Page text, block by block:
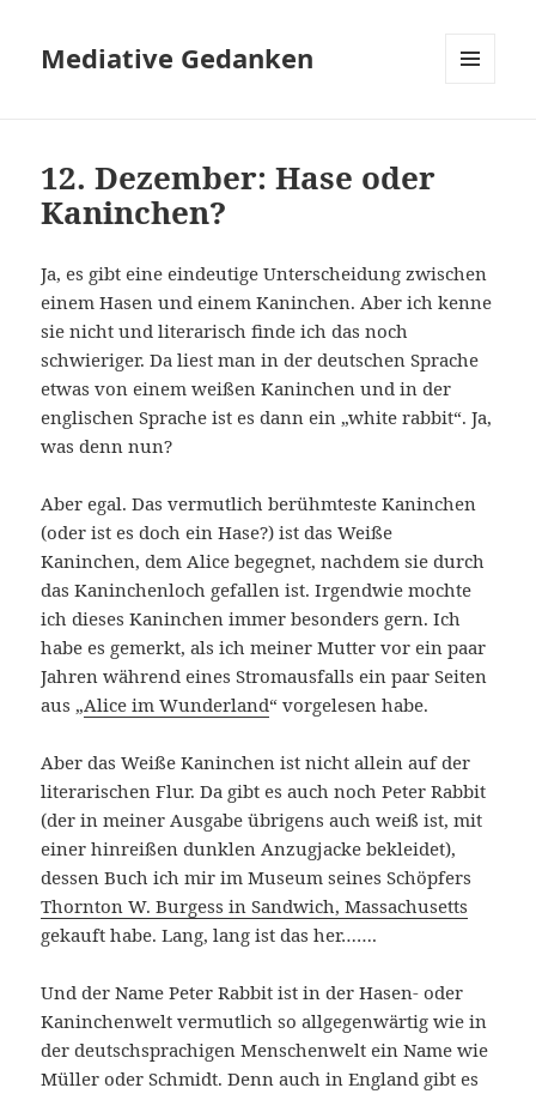
Mediative Gedanken
12. Dezember: Hase oder
Kaninchen?
Ja, es gibt eine eindeutige Unterscheidung zwischen
einem Hasen und einem Kaninchen. Aber ich kenne
sie nicht und literarisch finde ich das noch
schwieriger. Da liest man in der deutschen Sprache
etwas von einem weißen Kaninchen und in der
englischen Sprache ist es dann ein „white rabbit“. Ja,
was denn nun?
Aber egal. Das vermutlich berühmteste Kaninchen
(oder ist es doch ein Hase?) ist das Weiße
Kaninchen, dem Alice begegnet, nachdem sie durch
das Kaninchenloch gefallen ist. Irgendwie mochte
ich dieses Kaninchen immer besonders gern. Ich
habe es gemerkt, als ich meiner Mutter vor ein paar
Jahren während eines Stromausfalls ein paar Seiten
aus „Alice im Wunderland“ vorgelesen habe.
Aber das Weiße Kaninchen ist nicht allein auf der
literarischen Flur. Da gibt es auch noch Peter Rabbit
(der in meiner Ausgabe übrigens auch weiß ist, mit
einer hinreißen dunklen Anzugjacke bekleidet),
dessen Buch ich mir im Museum seines Schöpfers
Thornton W. Burgess in Sandwich, Massachusetts
gekauft habe. Lang, lang ist das her…….
Und der Name Peter Rabbit ist in der Hasen- oder
Kaninchenwelt vermutlich so allgegenwärtig wie in
der deutschsprachigen Menschenwelt ein Name wie
Müller oder Schmidt. Denn auch in England gibt es